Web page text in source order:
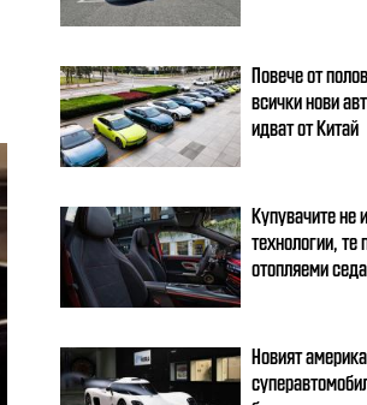
Повече от
всички нови
идват от Китай
Купувачите не
технологии, те
отопляеми
Новият